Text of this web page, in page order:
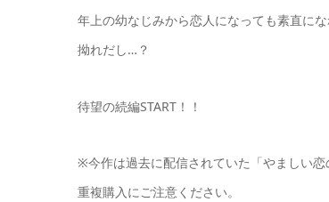
年上の幼なじみから恋人になっても素直に
拗れだし…？
待望の続編START！！
※今作は過去に配信されていた「やましい恋
重複購入にご注意ください。